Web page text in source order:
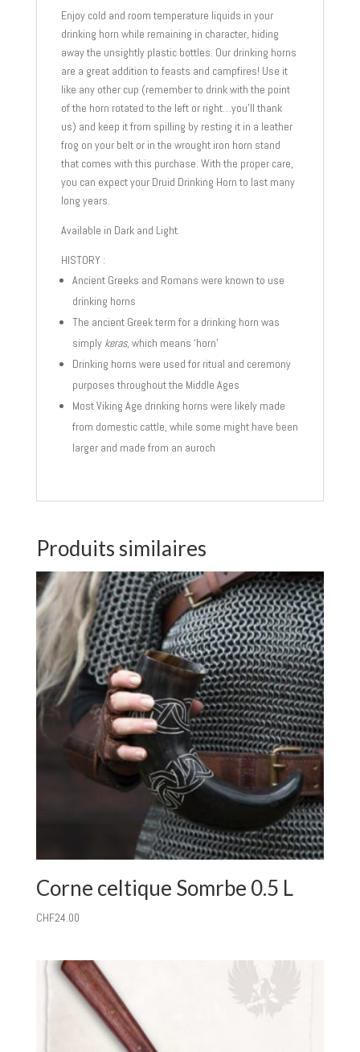
Enjoy cold and room temperature liquids in your
drinking horn while remaining in character, hiding
away the unsightly plastic bottles. Our drinking horns
are a great addition to feasts and campfires! Use it
like any other cup (remember to drink with the point
of the horn rotated to the left or right…you’ll thank
us) and keep it from spilling by resting it in a leather
frog on your belt or in the wrought iron horn stand
that comes with this purchase. With the proper care,
you can expect your Druid Drinking Horn to last many
long years.
Available in Dark and Light.
HISTORY :
Ancient Greeks and Romans were known to use
drinking horns
The ancient Greek term for a drinking horn was
simply keras, which means ‘horn’
Drinking horns were used for ritual and ceremony
purposes throughout the Middle Ages
Most Viking Age drinking horns were likely made
from domestic cattle, while some might have been
larger and made from an auroch
Produits similaires
Corne celtique Somrbe 0.5 L
CHF24.00